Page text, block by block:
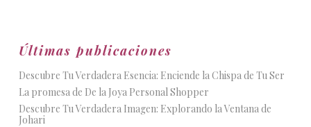
Últimas publicaciones
Descubre Tu Verdadera Esencia: Enciende la Chispa de Tu Ser
La promesa de De la Joya Personal Shopper
Descubre Tu Verdadera Imagen: Explorando la Ventana de
Johari